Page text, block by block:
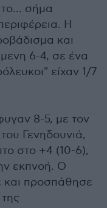
το... σήμα
Η
και
6-4, σε ένα
είχαν 1/7
8-5, με τον
Γενηδουνιά,
στο +4 (10-6),
εκπνοή. Ο
και προσπάθησε